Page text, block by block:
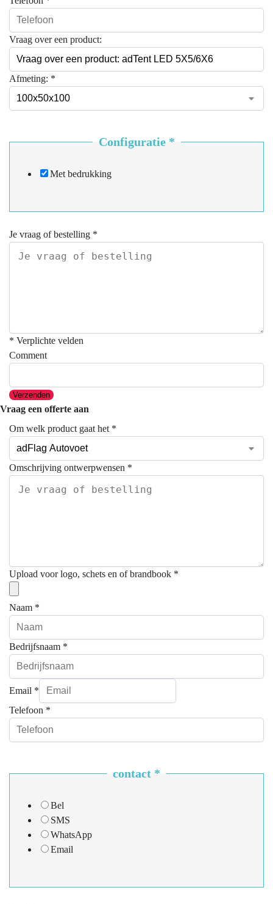
Vraag over een product:
Afmeting: *
Configuratie *
Met bedrukking
Je vraag of bestelling *
* Verplichte velden
Comment
Verzenden
Vraag een offerte aan
Om welk product gaat het *
Omschrijving ontwerpwensen *
Upload voor logo, schets en of brandbook *
Naam *
Bedrijfsnaam *
Email *
Telefoon *
contact *
Bel
SMS
WhatsApp
Email